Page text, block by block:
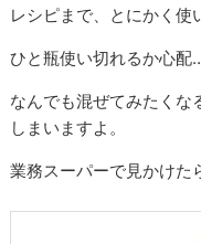
レシピまで、とにかく使
ひと瓶使い切れるか心配
なんでも混ぜてみたくな
しまいますよ。
業務スーパーで見かけた